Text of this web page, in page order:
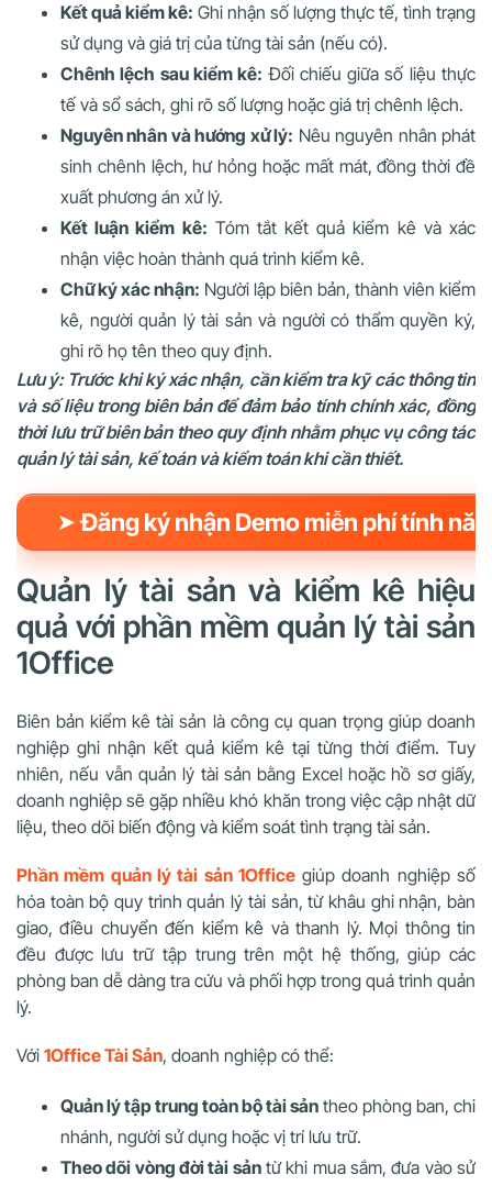
Kết quả kiểm kê: Ghi nhận số lượng thực tế, tình trạng
sử dụng và giá trị của từng tài sản (nếu có).
Chênh lệch sau kiểm kê: Đối chiếu giữa số liệu thực
tế và sổ sách, ghi rõ số lượng hoặc giá trị chênh lệch.
Nguyên nhân và hướng xử lý: Nêu nguyên nhân phát
sinh chênh lệch, hư hỏng hoặc mất mát, đồng thời đề
xuất phương án xử lý.
Kết luận kiểm kê: Tóm tắt kết quả kiểm kê và xác
nhận việc hoàn thành quá trình kiểm kê.
Chữ ký xác nhận: Người lập biên bản, thành viên kiểm
kê, người quản lý tài sản và người có thẩm quyền ký,
ghi rõ họ tên theo quy định.
Lưu ý: Trước khi ký xác nhận, cần kiểm tra kỹ các thông tin
và số liệu trong biên bản để đảm bảo tính chính xác, đồng
thời lưu trữ biên bản theo quy định nhằm phục vụ công tác
quản lý tài sản, kế toán và kiểm toán khi cần thiết.
➤ Đăng ký nhận Demo miễn phí tính
Quản lý tài sản và kiểm kê hiệu
quả với phần mềm quản lý tài sản
1Office
Biên bản kiểm kê tài sản là công cụ quan trọng giúp doanh
nghiệp ghi nhận kết quả kiểm kê tại từng thời điểm. Tuy
nhiên, nếu vẫn quản lý tài sản bằng Excel hoặc hồ sơ giấy,
doanh nghiệp sẽ gặp nhiều khó khăn trong việc cập nhật dữ
liệu, theo dõi biến động và kiểm soát tình trạng tài sản.
Phần mềm quản lý tài sản 1Officegiúp doanh nghiệp số
hóa toàn bộ quy trình quản lý tài sản, từ khâu ghi nhận, bàn
giao, điều chuyển đến kiểm kê và thanh lý. Mọi thông tin
đều được lưu trữ tập trung trên một hệ thống, giúp các
phòng ban dễ dàng tra cứu và phối hợp trong quá trình quản
lý.
Với 1Office Tài Sản, doanh nghiệp có thể:
Quản lý tập trung toàn bộ tài sản theo phòng ban, chi
nhánh, người sử dụng hoặc vị trí lưu trữ.
Theo dõi vòng đời tài sảntừ khi mua sắm, đưa vào sử